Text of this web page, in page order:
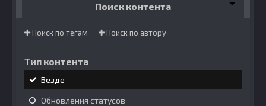
Поиск контента
Поиск по тегам Поиск по автору
Тип контента
Везде
Обновления статусов